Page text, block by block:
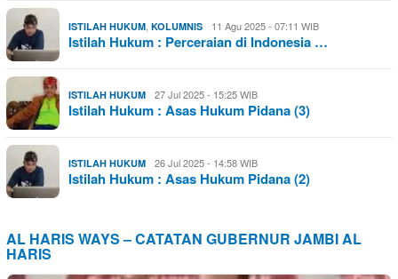
ISTILAH HUKUM, KOLUMNIS 11 Agu 2025 - 07:11 WIB
Istilah Hukum : Perceraian di Indonesia …
ISTILAH HUKUM 27 Jul 2025 - 15:25 WIB
Istilah Hukum : Asas Hukum Pidana (3)
ISTILAH HUKUM 26 Jul 2025 - 14:58 WIB
Istilah Hukum : Asas Hukum Pidana (2)
AL HARIS WAYS – CATATAN GUBERNUR JAMBI AL
HARIS